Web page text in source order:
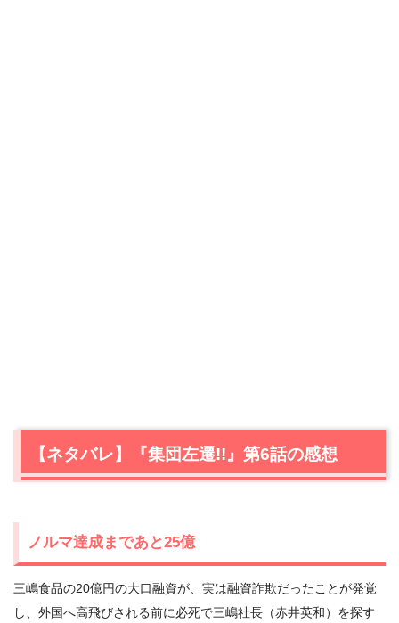
【ネタバレ】『集団左遷!!』第6話の感想
ノルマ達成まであと25億
三嶋食品の20億円の大口融資が、実は融資詐欺だったことが発覚
し、外国へ高飛びされる前に必死で三嶋社長（赤井英和）を探す